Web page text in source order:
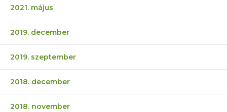
2021. május
2019. december
2019. szeptember
2018. december
2018. november